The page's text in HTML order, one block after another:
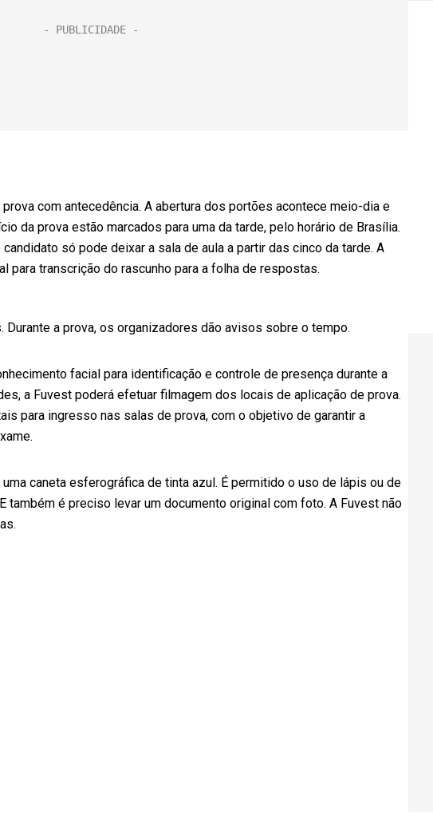
com antecedência. A abertura dos portões acontece meio-dia e
da prova estão marcados para uma da tarde, pelo horário de Brasília.
só pode deixar a sala de aula a partir das cinco da tarde. A
para transcrição do rascunho para a folha de respostas.
a prova, os organizadores dão avisos sobre o tempo.
facial para identificação e controle de presença durante a
a Fuvest poderá efetuar filmagem dos locais de aplicação de prova.
para ingresso nas salas de prova, com o objetivo de garantir a
caneta esferográfica de tinta azul. É permitido o uso de lápis ou de
também é preciso levar um documento original com foto. A Fuvest não